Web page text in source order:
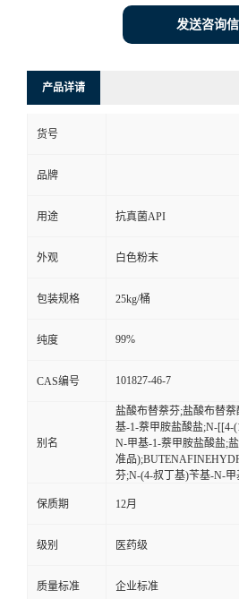
发送咨询
产品详请
货号
品牌
用途 抗真菌API
外观 白色粉末
包装规格 25kg/桶
纯度 99%
CAS编号 101827-46-7
别名
盐酸布替萘芬;盐酸布替
基-1-萘甲胺盐酸盐;N-[[4-
N-甲基-1-萘甲胺盐酸盐;
准品
芬;N-(4-叔丁基)苄基-N-
保质期 12月
级别 医药级
质量标准 企业标准